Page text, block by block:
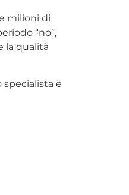
milioni di
“no”,
la qualità
specialista è